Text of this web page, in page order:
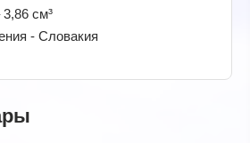
см³
- Словакия